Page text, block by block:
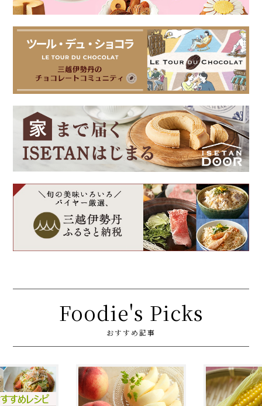
Foodie's Picks
おすすめ記事